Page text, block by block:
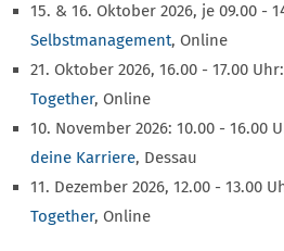
15. & 16. Oktober 2026, je 09.00 -
Selbstmanagement, Online
21. Oktober 2026, 16.00 - 17.00 Uhr:
Together, Online
10. November 2026: 10.00 - 16.00
deine Karriere, Dessau
11. Dezember 2026, 12.00 - 13.00
Together, Online